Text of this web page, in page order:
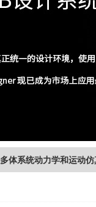
多体系统动力学和运动仿